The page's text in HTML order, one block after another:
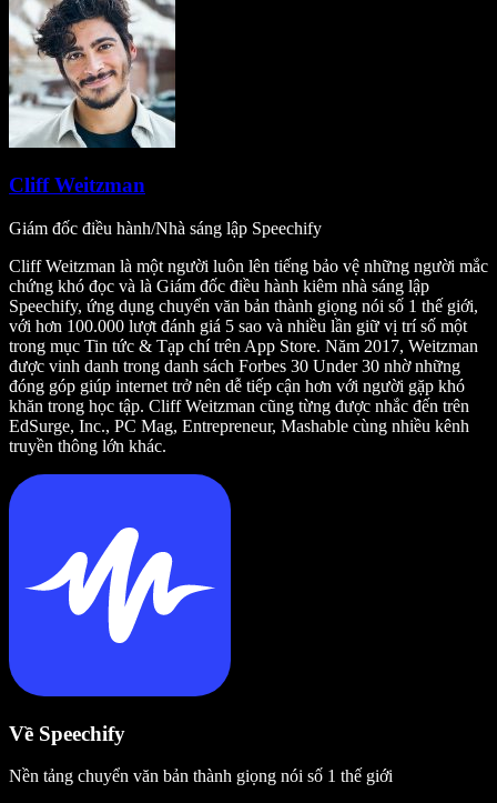
Cliff Weitzman
Giám đốc điều hành/Nhà sáng lập Speechify
Cliff Weitzman là một người luôn lên tiếng bảo vệ những người mắc
chứng khó đọc và là Giám đốc điều hành kiêm nhà sáng lập
Speechify, ứng dụng chuyển văn bản thành giọng nói số 1 thế giới,
với hơn 100.000 lượt đánh giá 5 sao và nhiều lần giữ vị trí số một
trong mục Tin tức & Tạp chí trên App Store. Năm 2017, Weitzman
được vinh danh trong danh sách Forbes 30 Under 30 nhờ những
đóng góp giúp internet trở nên dễ tiếp cận hơn với người gặp khó
khăn trong học tập. Cliff Weitzman cũng từng được nhắc đến trên
EdSurge, Inc., PC Mag, Entrepreneur, Mashable cùng nhiều kênh
truyền thông lớn khác.
Về Speechify
Nền tảng chuyển văn bản thành giọng nói số 1 thế giới